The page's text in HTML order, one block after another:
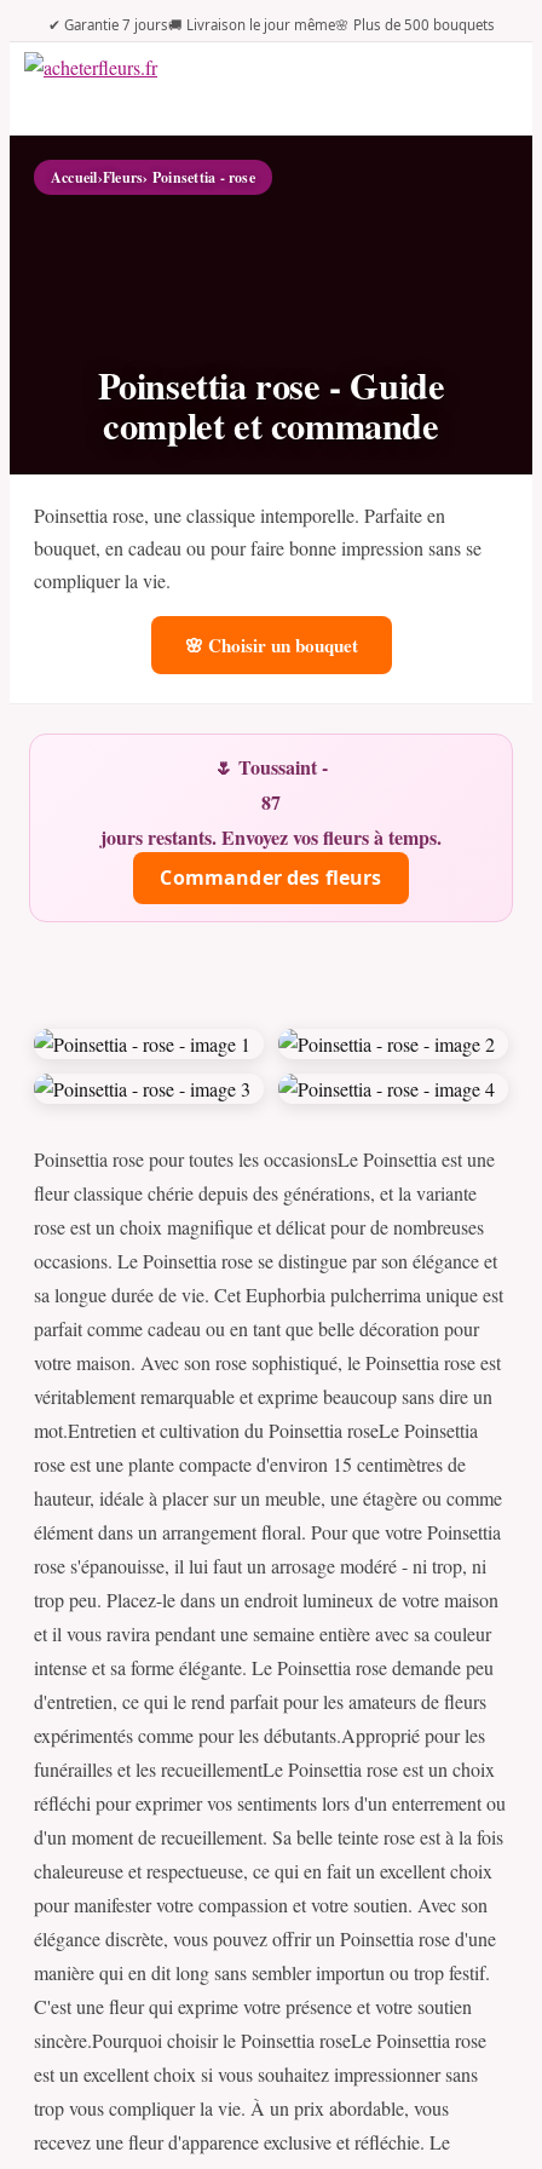
✔ Garantie 7 jours🚚 Livraison le jour même🌸 Plus de 500 bouquets
Accueil›Fleurs› Poinsettia - rose
Poinsettia rose - Guide
complet et commande
Poinsettia rose, une classique intemporelle. Parfaite en
bouquet, en cadeau ou pour faire bonne impression sans se
compliquer la vie.
🌸 Choisir un bouquet
🌷 Toussaint -
87
jours restants. Envoyez vos fleurs à temps.
Commander des fleurs
Poinsettia rose pour toutes les occasionsLe Poinsettia est une
fleur classique chérie depuis des générations, et la variante
rose est un choix magnifique et délicat pour de nombreuses
occasions. Le Poinsettia rose se distingue par son élégance et
sa longue durée de vie. Cet Euphorbia pulcherrima unique est
parfait comme cadeau ou en tant que belle décoration pour
votre maison. Avec son rose sophistiqué, le Poinsettia rose est
véritablement remarquable et exprime beaucoup sans dire un
mot.Entretien et cultiva­tion du Poinsettia roseLe Poinsettia
rose est une plante compacte d'environ 15 centimètres de
hauteur, idéale à placer sur un meuble, une étagère ou comme
élément dans un arrangement floral. Pour que votre Poinsettia
rose s'épanouisse, il lui faut un arrosage modéré - ni trop, ni
trop peu. Placez-le dans un endroit lumineux de votre maison
et il vous ravira pendant une semaine entière avec sa couleur
intense et sa forme élégante. Le Poinsettia rose demande peu
d'entretien, ce qui le rend parfait pour les amateurs de fleurs
expérimentés comme pour les débutants.Approprié pour les
funérailles et les recueillementLe Poinsettia rose est un choix
réfléchi pour exprimer vos sentiments lors d'un enterrement ou
d'un moment de recueillement. Sa belle teinte rose est à la fois
chaleureuse et respectueuse, ce qui en fait un excellent choix
pour manifester votre compassion et votre soutien. Avec son
élégance discrète, vous pouvez offrir un Poinsettia rose d'une
manière qui en dit long sans sembler importun ou trop festif.
C'est une fleur qui exprime votre présence et votre soutien
sincère.Pourquoi choisir le Poinsettia roseLe Poinsettia rose
est un excellent choix si vous souhaitez impressionner sans
trop vous compliquer la vie. À un prix abordable, vous
recevez une fleur d'apparence exclusive et réfléchie. Le